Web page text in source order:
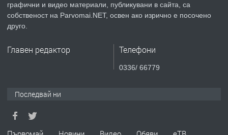
ПРЕДЛАГА
Продавам апартамент - гр.
преди 1 година
графични и видео материали, публикувани в сайта, са
собственост на Parvomai.NET, освен ако изрично е посочено
друго.
Главен редактор Телефони
0336/ 66779
Последвай ни